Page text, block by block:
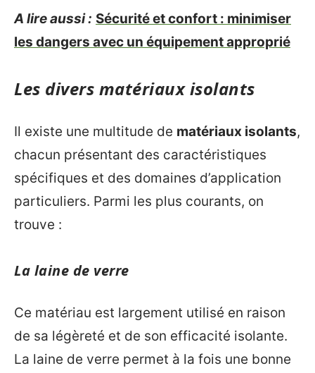
A lire aussi : Sécurité et confort : minimiser
les dangers avec un équipement approprié
Les divers matériaux isolants
Il existe une multitude de matériaux isolants,
chacun présentant des caractéristiques
spécifiques et des domaines d’application
particuliers. Parmi les plus courants, on
trouve :
La laine de verre
Ce matériau est largement utilisé en raison
de sa légèreté et de son efficacité isolante.
La laine de verre permet à la fois une bonne